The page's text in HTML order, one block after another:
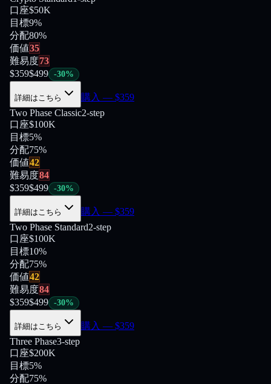
口座$50K
目標9%
分配80%
価値35
難易度73
$359$499 -30%
詳細はこちら 購入 — $359
Two Phase Classic2-step
口座$100K
目標5%
分配75%
価値42
難易度84
$359$499 -30%
詳細はこちら 購入 — $359
Two Phase Standard2-step
口座$100K
目標10%
分配75%
価値42
難易度84
$359$499 -30%
詳細はこちら 購入 — $359
Three Phase3-step
口座$200K
目標5%
分配75%